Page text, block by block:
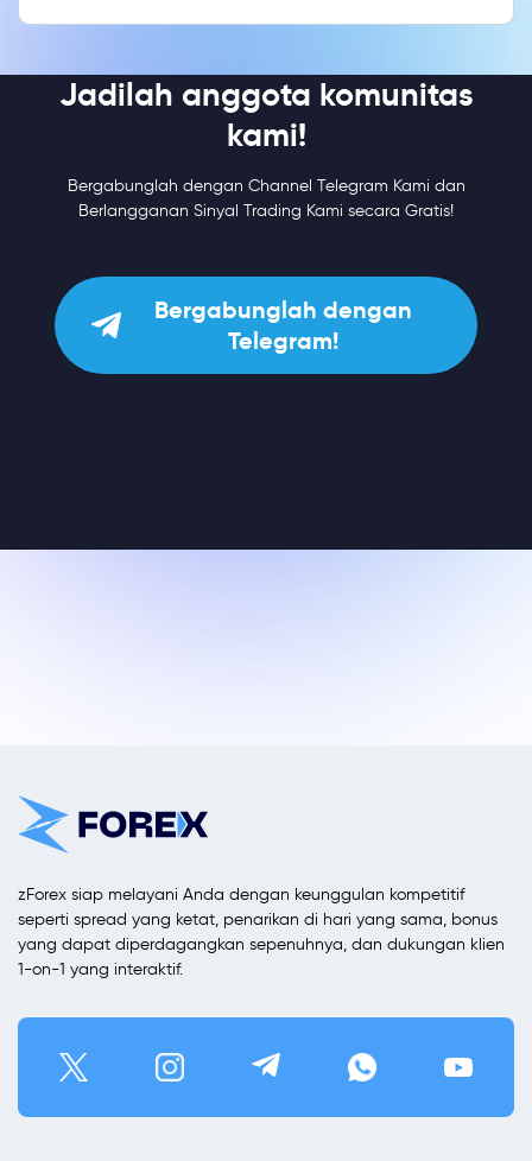
Jadilah anggota komunitas
kami!
Bergabunglah dengan Channel Telegram Kami dan
Berlangganan Sinyal Trading Kami secara Gratis!
Bergabunglah dengan
Telegram!
zForex siap melayani Anda dengan keunggulan kompetitif
seperti spread yang ketat, penarikan di hari yang sama, bonus
yang dapat diperdagangkan sepenuhnya, dan dukungan klien
1-on-1 yang interaktif.